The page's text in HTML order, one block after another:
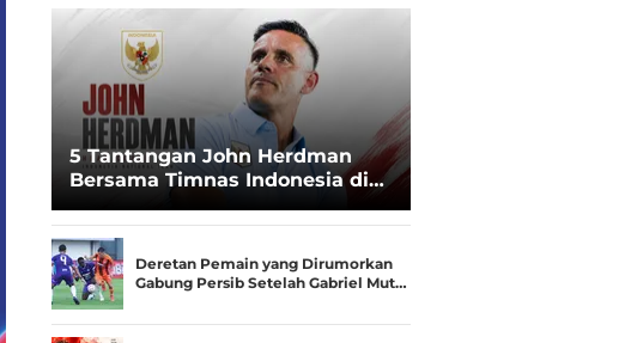
5 Tantangan John Herdman
Bersama Timnas Indonesia di
Spesialis Runner-up Menjadi
Juara
Deretan Pemain yang Dirumorkan
Gabung Persib Setelah Gabriel Mut…